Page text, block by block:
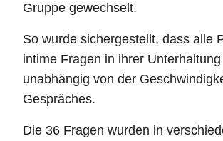
Gruppe gewechselt.
So wurde sichergestellt, dass alle
intime Fragen in ihrer
unabhängig von der
Gespräches.
Die 36 Fragen wurden in